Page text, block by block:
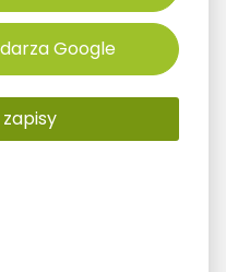
Google
zapisy